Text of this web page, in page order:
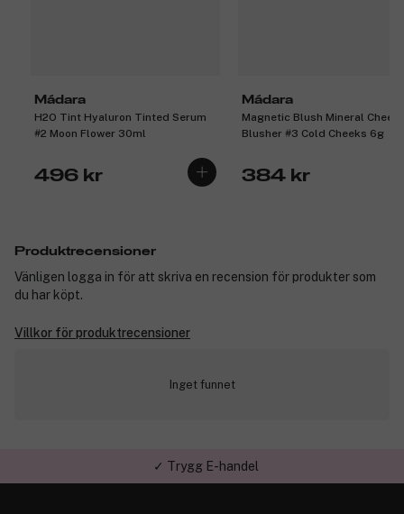
Mádara
H2O Tint Hyaluron Tinted Serum
#2 Moon Flower 30ml
496 kr
Mádara
Magnetic Blush Mineral Cheek
Blusher #3 Cold Cheeks 6g
384 kr
Produktrecensioner
Vänligen logga in för att skriva en recension för produkter som
du har köpt.
Villkor för produktrecensioner
Inget funnet
✓ Trygg E-handel